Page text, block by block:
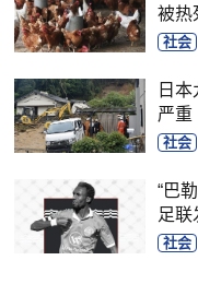
被热
社会
日
严重
社会
“巴
足联
社会